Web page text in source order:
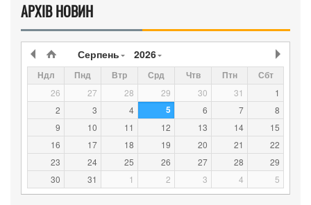
АРХІВ НОВИН
Серпень 2026
Ндл Пнд Втр Срд Чтв Птн Сбт
26 27 28 29 30 31
1
2
3 4 5 6 7
8
9
10 11 12 13 14
15
16
17 18 19 20 21
22
23
24 25 26 27 28
29
30
31 1 2 3 4 5